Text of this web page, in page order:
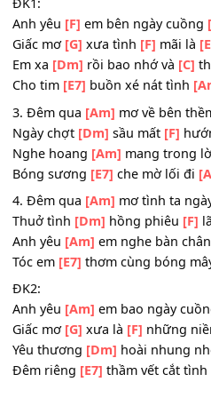
Thuở tuổi [Dm]hồng đôi[F]
Anh yêu[Am]em như bình
Tóc em[E7]bay cùng gió
ĐK1:
Anh yêu[F]em bên ngày
Giấc mơ[G]xưa tình[F]mãi
Em xa[Dm] rồi bao nhớ và
Cho tim[E7]buồn xé nát
3. Đêm qua [Am] mơ về bên
Ngày chợt[Dm] sầu mất [F]
Nghe hoang[Am]mang
Bóng sương
4. Đêm qua [Am]mơ tình ta
Thuở tình [Dm]hồng phiêu
Anh yêu[Am]em nghe bàn
Tóc em[E7]thơm cùng bóng